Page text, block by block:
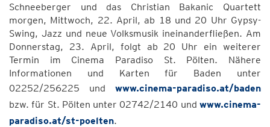
Schneeberger und das Christian Bakanic Quartett
morgen, Mittwoch, 22. April, ab 18 und 20 Uhr Gypsy-
Swing, Jazz und neue Volksmusik ineinanderfließen. Am
Donnerstag, 23. April, folgt ab 20 Uhr ein weiterer
Termin im Cinema Paradiso St. Pölten. Nähere
Informationen und Karten für Baden unter
02252/256225 und www.cinema-paradiso.at/baden
bzw. für St. Pölten unter 02742/2140 und www.cinema-
paradiso.at/st-poelten.